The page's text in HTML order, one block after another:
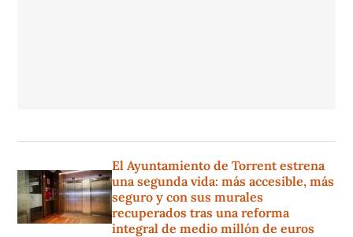
El Ayuntamiento de Torrent estrena
una segunda vida: más accesible, más
seguro y con sus murales
recuperados tras una reforma
integral de medio millón de euros